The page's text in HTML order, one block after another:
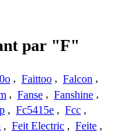
par "F"
, Faittoo , Falcon ,
, Fanse , Fanshine ,
, Fc5415e , Fcc ,
, Feit Electric , Feite ,